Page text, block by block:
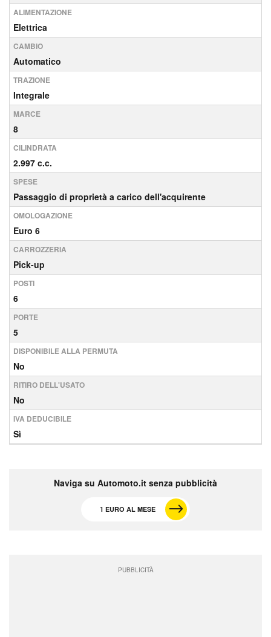
ALIMENTAZIONE
Elettrica
CAMBIO
Automatico
TRAZIONE
Integrale
MARCE
8
CILINDRATA
2.997 c.c.
SPESE
Passaggio di proprietà a carico dell'acquirente
OMOLOGAZIONE
Euro 6
CARROZZERIA
Pick-up
POSTI
6
PORTE
5
DISPONIBILE ALLA PERMUTA
No
RITIRO DELL'USATO
No
IVA DEDUCIBILE
Sì
Naviga su Automoto.it senza pubblicità
1 EURO AL MESE
PUBBLICITÀ